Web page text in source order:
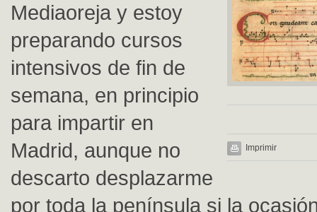
Imprimir
Mediaoreja y estoy
preparando cursos
intensivos de fin de
semana, en principio
para impartir en
Madrid, aunque no
descarto desplazarme
por toda la península si la